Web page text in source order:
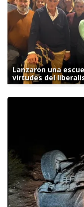
Lanzaron una
virtudes del